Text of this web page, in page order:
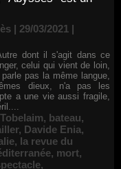
| 29/03/2021 |
dont il s'agit dans ce
celui qui vient de loin,
pas la même langue,
dieux, n'a pas les
a une vie aussi fragile,
, bateau,
, Davide Enia,
, la revue du
, mort,
,